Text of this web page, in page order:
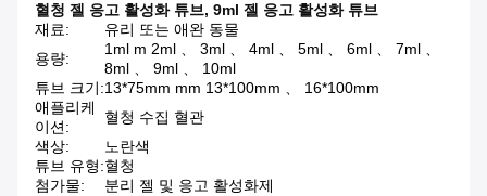
혈청 젤 응고 활성화 튜브, 9ml 젤 응고 활성화 튜브
재료:
유리 또는 애완 동물
용량:
1ml m 2ml 、 3ml 、 4ml 、 5ml 、 6ml 、 7ml 、
8ml 、 9ml 、 10ml
튜브 크기:13*75mm mm 13*100mm 、 16*100mm
애플리케
이션:
혈청 수집 혈관
색상:
노란색
튜브 유형:혈청
첨가물:
분리 젤 및 응고 활성화제